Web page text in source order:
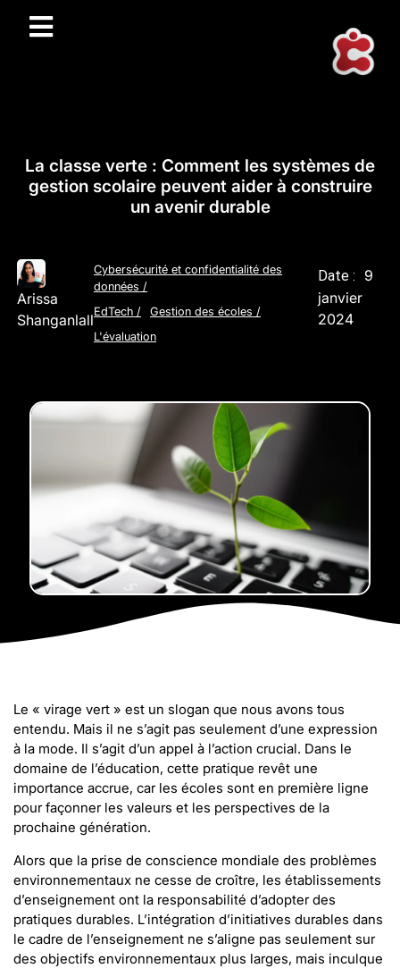
La classe verte : Comment les systèmes de
gestion scolaire peuvent aider à construire
un avenir durable
Arissa
Shanganlall
Cybersécurité et confidentialité des
données /
EdTech / Gestion des écoles /
L'évaluation
Date :
9
janvier
2024
Le « virage vert » est un slogan que nous avons tous
entendu. Mais il ne s’agit pas seulement d’une expression
à la mode. Il s’agit d’un appel à l’action crucial. Dans le
domaine de l’éducation, cette pratique revêt une
importance accrue, car les écoles sont en première ligne
pour façonner les valeurs et les perspectives de la
prochaine génération.
Alors que la prise de conscience mondiale des problèmes
environnementaux ne cesse de croître, les établissements
d’enseignement ont la responsabilité d’adopter des
pratiques durables. L’intégration d’initiatives durables dans
le cadre de l’enseignement ne s’aligne pas seulement sur
des objectifs environnementaux plus larges, mais inculque